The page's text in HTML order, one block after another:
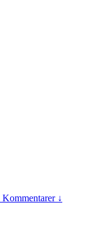
Kommentarer ↓